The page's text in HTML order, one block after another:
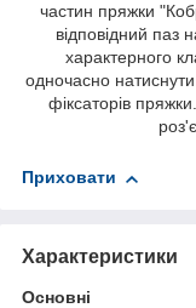
частин пряжки
відповідний паз
характерного
одночасно
фіксаторів
Приховати
Характеристики
Основні